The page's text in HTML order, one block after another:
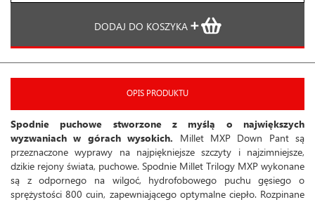
DODAJ DO KOSZYKA
OPIS PRODUKTU
Spodnie puchowe stworzone z myślą o największych
wyzwaniach w górach wysokich. Millet MXP Down Pant są
przeznaczone wyprawy na najpiękniejsze szczyty i najzimniejsze,
dzikie rejony świata, puchowe. Spodnie Millet Trilogy MXP wykonane
są z odpornego na wilgoć, hydrofobowego puchu gęsiego o
sprężystości 800 cuin, zapewniającego optymalne ciepło. Rozpinane